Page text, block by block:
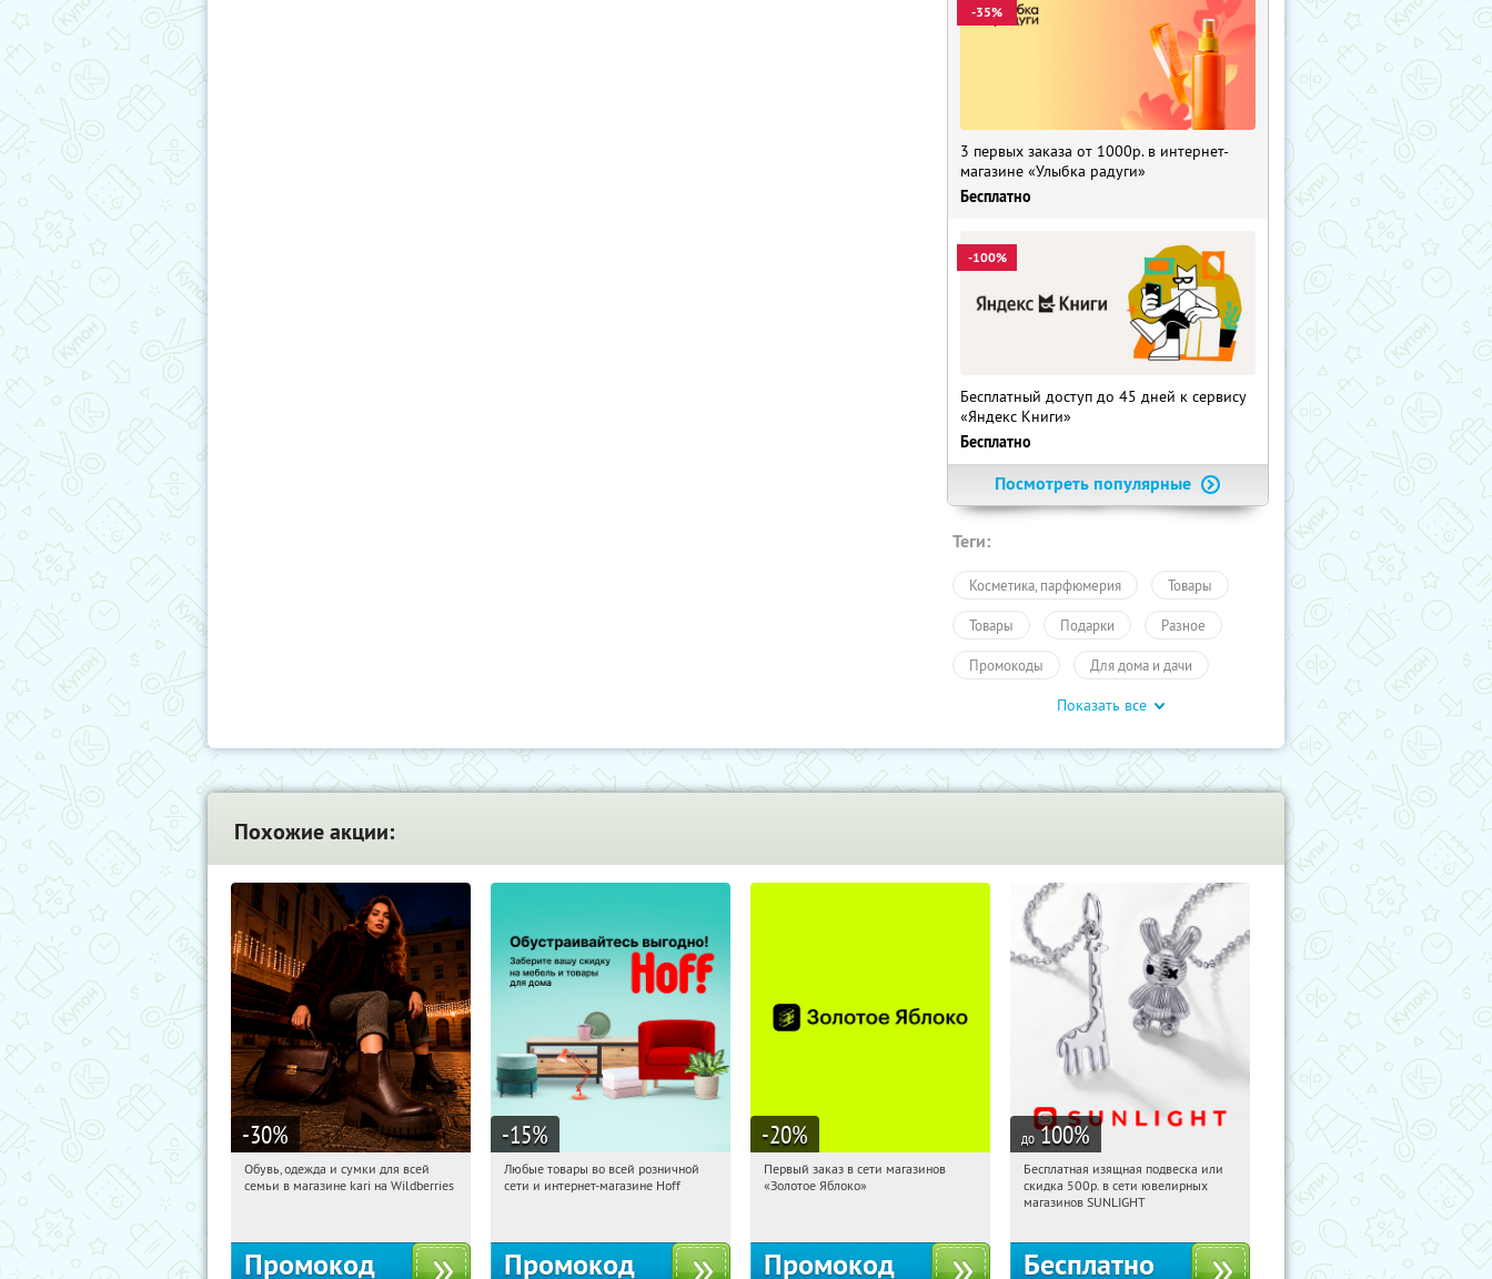
-35%
3 первых заказа от 1000р. в интернет-
магазине «Улыбка радуги»
Бесплатно
-100%
Бесплатный доступ до 45 дней к сервису
«Яндекс Книги»
Бесплатно
Посмотреть популярные
Теги:
Косметика, парфюмерия Товары
Товары Подарки Разное
Промокоды Для дома и дачи
Показать все
Похожие акции:
-30%
10:37:26 Получили:
Обувь, одежда и сумки для всей
семьи в магазине kari на Wildberries
Промокод
-15%
10:37:26 Получили:
Любые товары во всей розничной
сети и интернет-магазине Hoff
Промокод
-20%
10:37:26
Получи первым!
Первый заказ в сети магазинов
«Золотое Яблоко»
Промокод
до 100%
10:37:26 Получили:
Россия
Бесплатная изящная подвеска или
скидка 500р. в сети ювелирных
магазинов SUNLIGHT
Бесплатно